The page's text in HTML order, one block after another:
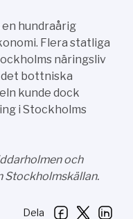
hundraårig
Flera statliga
näringsliv
det bottniska
kunde dock
i Stockholms
och
Stockholmskällan.
Dela